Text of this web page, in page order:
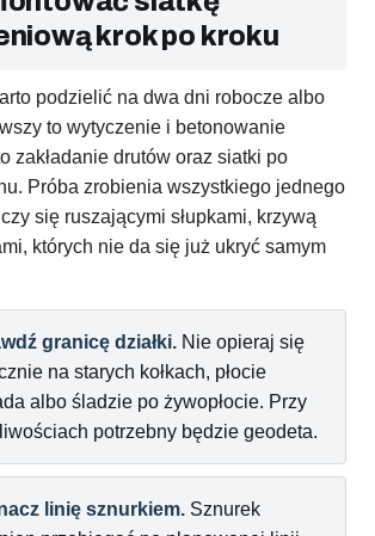
krok po kroku
podzielić na dwa dni robocze albo
to wytyczenie i betonowanie
zakładanie drutów oraz siatki po
Próba zrobienia wszystkiego jednego
się ruszającymi słupkami, krzywą
których nie da się już ukryć samym
granicę działki. Nie opieraj się
na starych kołkach, płocie
albo śladzie po żywopłocie. Przy
potrzebny będzie geodeta.
linię sznurkiem. Sznurek